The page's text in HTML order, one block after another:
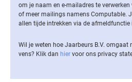
om je naam en e-mailadres te verwerken
of meer mailings namens Computable.
allen tijde intrekken via de af­meld­func­tie
Wil je weten hoe Jaarbeurs B.V.
vens? Klik dan hier voor ons privacy